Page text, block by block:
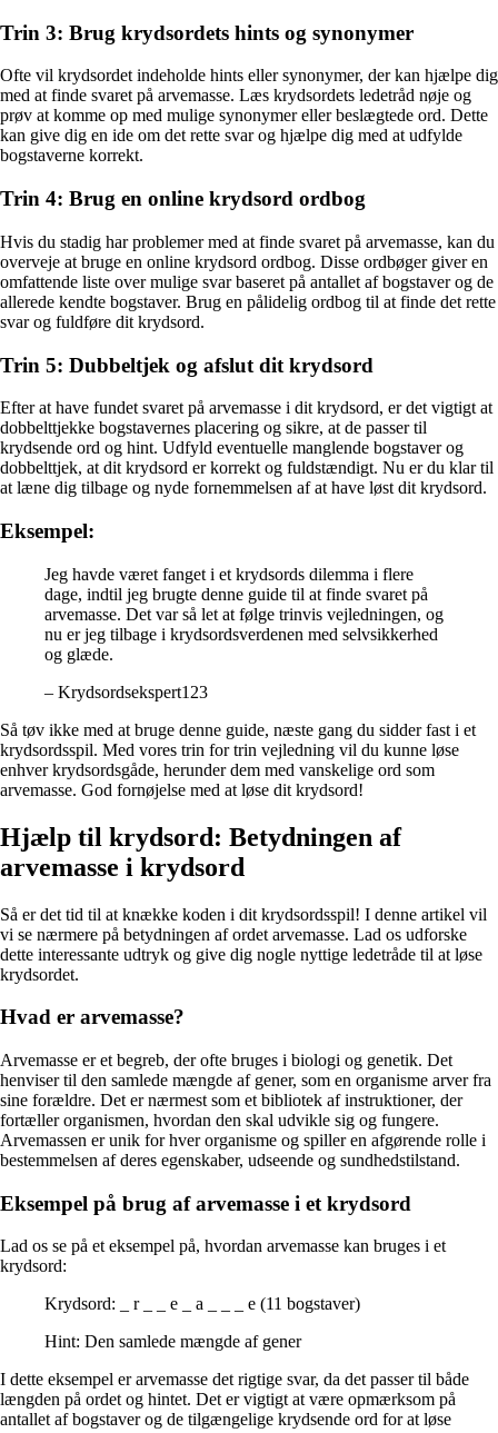
Trin 3: Brug krydsordets hints og synonymer
Ofte vil krydsordet indeholde hints eller synonymer, der kan hjælpe dig
med at finde svaret på arvemasse. Læs krydsordets ledetråd nøje og
prøv at komme op med mulige synonymer eller beslægtede ord. Dette
kan give dig en ide om det rette svar og hjælpe dig med at udfylde
bogstaverne korrekt.
Trin 4: Brug en online krydsord ordbog
Hvis du stadig har problemer med at finde svaret på arvemasse, kan du
overveje at bruge en online krydsord ordbog. Disse ordbøger giver en
omfattende liste over mulige svar baseret på antallet af bogstaver og de
allerede kendte bogstaver. Brug en pålidelig ordbog til at finde det rette
svar og fuldføre dit krydsord.
Trin 5: Dubbeltjek og afslut dit krydsord
Efter at have fundet svaret på arvemasse i dit krydsord, er det vigtigt at
dobbelttjekke bogstavernes placering og sikre, at de passer til
krydsende ord og hint. Udfyld eventuelle manglende bogstaver og
dobbelttjek, at dit krydsord er korrekt og fuldstændigt. Nu er du klar til
at læne dig tilbage og nyde fornemmelsen af at have løst dit krydsord.
Eksempel:
Jeg havde været fanget i et krydsords dilemma i flere
dage, indtil jeg brugte denne guide til at finde svaret på
arvemasse. Det var så let at følge trinvis vejledningen, og
nu er jeg tilbage i krydsordsverdenen med selvsikkerhed
og glæde.
– Krydsordsekspert123
Så tøv ikke med at bruge denne guide, næste gang du sidder fast i et
krydsordsspil. Med vores trin for trin vejledning vil du kunne løse
enhver krydsordsgåde, herunder dem med vanskelige ord som
arvemasse. God fornøjelse med at løse dit krydsord!
Hjælp til krydsord: Betydningen af
arvemasse i krydsord
Så er det tid til at knække koden i dit krydsordsspil! I denne artikel vil
vi se nærmere på betydningen af ordet arvemasse. Lad os udforske
dette interessante udtryk og give dig nogle nyttige ledetråde til at løse
krydsordet.
Hvad er arvemasse?
Arvemasse er et begreb, der ofte bruges i biologi og genetik. Det
henviser til den samlede mængde af gener, som en organisme arver fra
sine forældre. Det er nærmest som et bibliotek af instruktioner, der
fortæller organismen, hvordan den skal udvikle sig og fungere.
Arvemassen er unik for hver organisme og spiller en afgørende rolle i
bestemmelsen af deres egenskaber, udseende og sundhedstilstand.
Eksempel på brug af arvemasse i et krydsord
Lad os se på et eksempel på, hvordan arvemasse kan bruges i et
krydsord:
Krydsord: _ r _ _ e _ a _ _ _ e (11 bogstaver)
Hint: Den samlede mængde af gener
I dette eksempel er arvemasse det rigtige svar, da det passer til både
længden på ordet og hintet. Det er vigtigt at være opmærksom på
antallet af bogstaver og de tilgængelige krydsende ord for at løse